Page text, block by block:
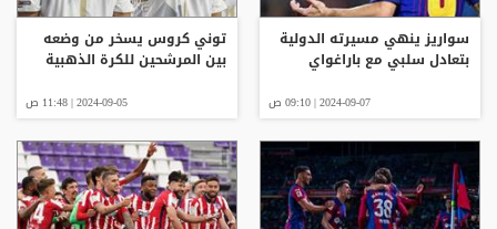
سواريز ينهي مسيرته الدولية
بتعادل سلبي مع باراغواي
2024-09-07 | 09:10 ص
توني كروس يسخر من وضعه
بين المرشحين للكرة الذهبية
2024-09-05 | 11:48 ص